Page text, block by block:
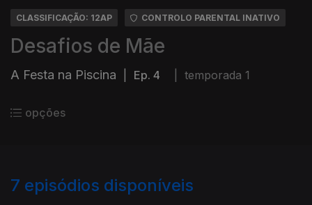
CLASSIFICAÇÃO: 12AP CONTROLO PARENTAL INATIVO
Desafios de Mãe
A Festa na Piscina Ep. 4 temporada 1
opções
7 episódios disponíveis